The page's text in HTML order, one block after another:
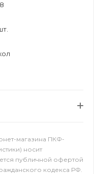
магазина ПКФ-
носит
публичной офертой
кодекса РФ.